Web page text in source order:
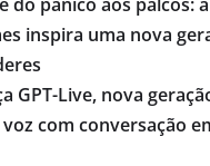
inspira uma nova
GPT-Live, nova
com conversação